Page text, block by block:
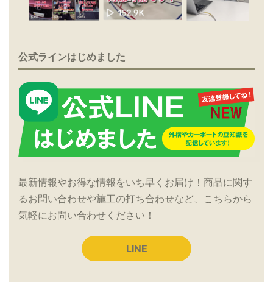
公式ラインはじめました
最新情報やお得な情報をいち早くお届け！商品に関す
るお問い合わせや施工の打ち合わせなど、こちらから
気軽にお問い合わせください！
LINE